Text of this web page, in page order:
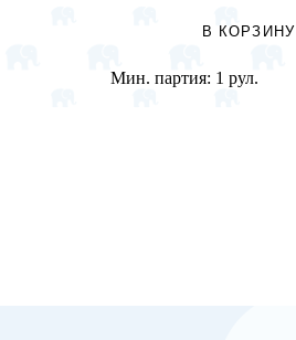
В КОРЗИНУ
Мин. партия: 1 рул.